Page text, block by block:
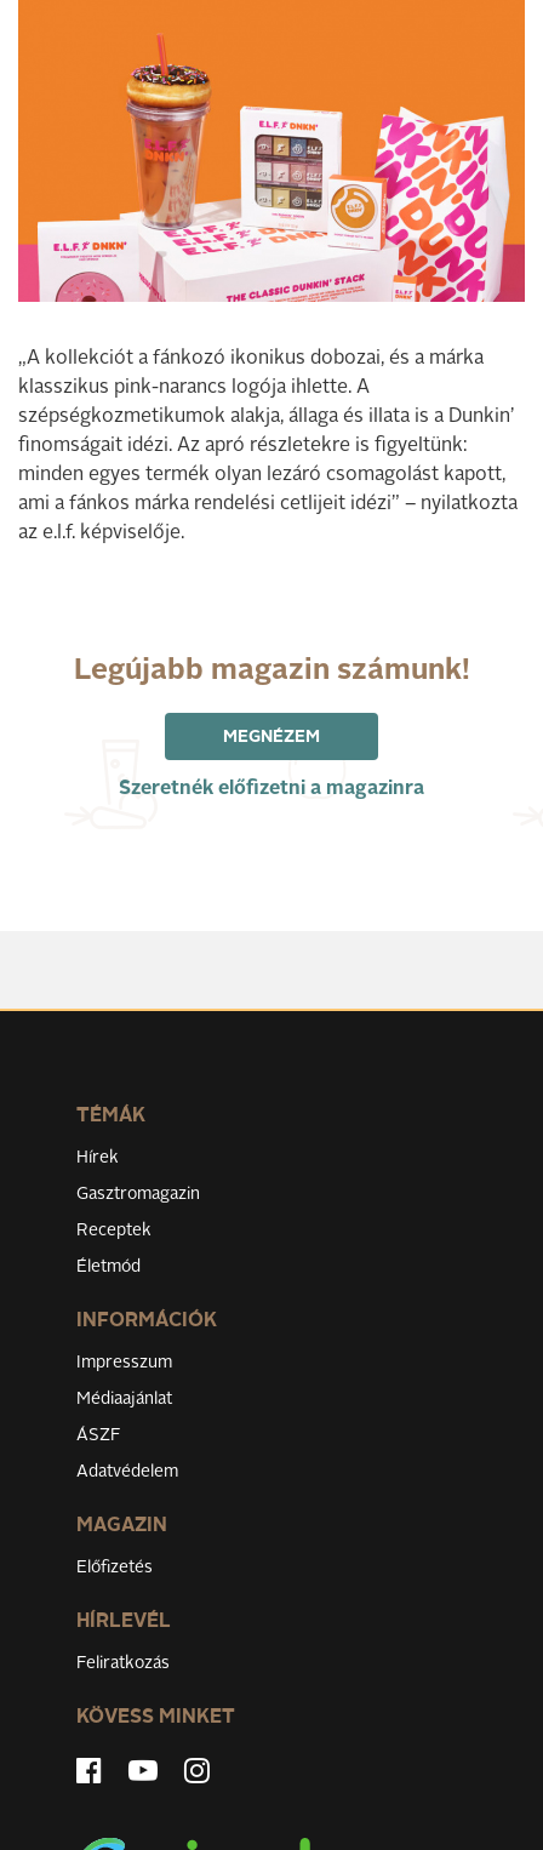
„A kollekciót a fánkozó ikonikus dobozai, és a márka
klasszikus pink-narancs logója ihlette. A
szépségkozmetikumok alakja, állaga és illata is a Dunkin’
finomságait idézi. Az apró részletekre is figyeltünk:
minden egyes termék olyan lezáró csomagolást kapott,
ami a fánkos márka rendelési cetlijeit idézi” – nyilatkozta
az e.l.f. képviselője.
Legújabb magazin számunk!
MEGNÉZEM
Szeretnék előfizetni a magazinra
TÉMÁK
Hírek
Gasztromagazin
Receptek
Életmód
INFORMÁCIÓK
Impresszum
Médiaajánlat
ÁSZF
Adatvédelem
MAGAZIN
Előfizetés
HÍRLEVÉL
Feliratkozás
KÖVESS MINKET